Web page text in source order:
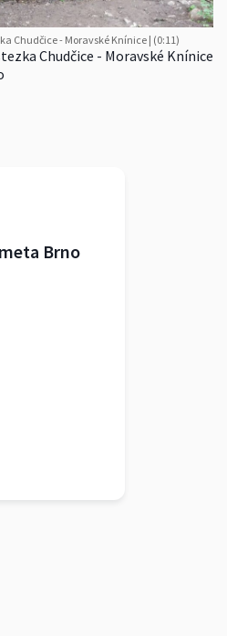
Chudčice - Moravské Knínice | (0:11)
Chudčice - Moravské Knínice
Brno